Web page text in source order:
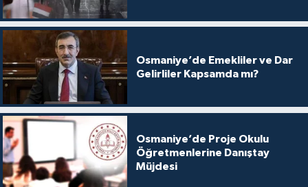
Osmaniye’de Emekliler ve Dar
Gelirliler Kapsamda mı?
Osmaniye’de Proje Okulu
Öğretmenlerine Danıştay
Müjdesi